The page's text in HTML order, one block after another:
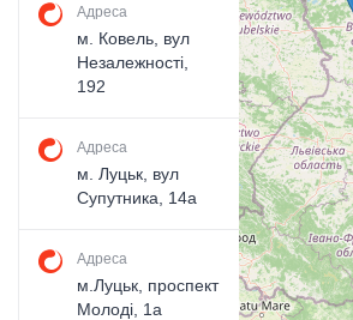
Адреса
м. Ковель, вул
Незалежності,
192
Адреса
м. Луцьк, вул
Супутника, 14а
Адреса
м.Луцьк, проспект
Молоді, 1а